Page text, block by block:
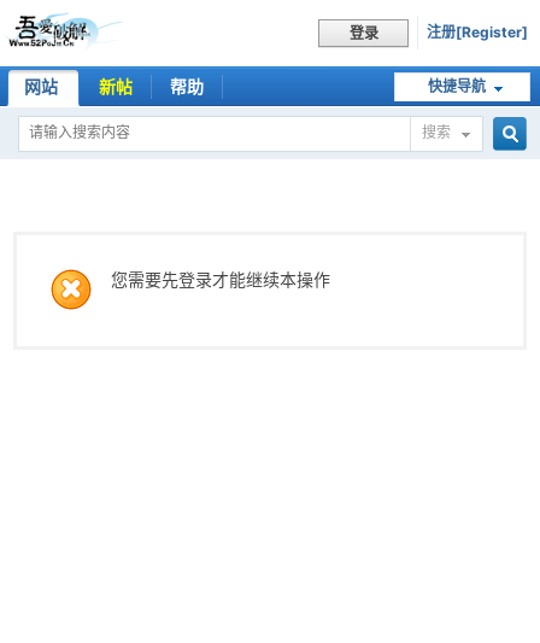
登录 注册[Register]
快捷导航
网站 新帖 帮助
搜索
您需要先登录才能继续本操作